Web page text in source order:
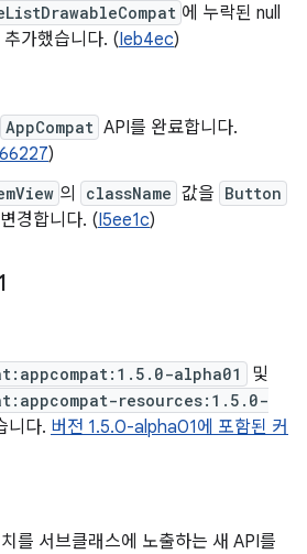
에 누락된 null
가했습니다. (Ieb4ec)
AppCompat API를 완료합니다.
)
의 className 값을 Button
경합니다. (I5ee1c)
alpha01 및
resources:1.5.0-
니다. 버전 1.5.0-alpha01에 포함된 커
를 서브클래스에 노출하는 새 API를